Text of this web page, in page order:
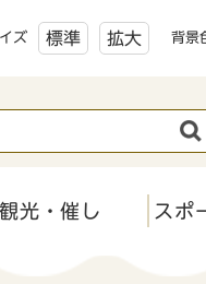
ズ 標準 拡大 背景
光・催し スポ